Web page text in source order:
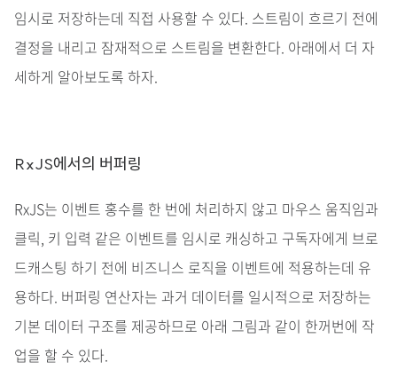
임시로 저장하는데 직접 사용할 수 있다. 스트림이 흐르기 전에
결정을 내리고 잠재적으로 스트림을 변환한다. 아래에서 더 자
세하게 알아보도록 하자.
RxJS에서의 버퍼링
RxJS는 이벤트 홍수를 한 번에 처리하지 않고 마우스 움직임과
클릭, 키 입력 같은 이벤트를 임시로 캐싱하고 구독자에게 브로
드캐스팅 하기 전에 비즈니스 로직을 이벤트에 적용하는데 유
용하다. 버퍼링 연산자는 과거 데이터를 일시적으로 저장하는
기본 데이터 구조를 제공하므로 아래 그림과 같이 한꺼번에 작
업을 할 수 있다.